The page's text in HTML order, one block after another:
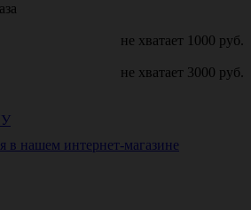
не хватает 1000 руб.
не хватает 3000 руб.
в нашем интернет-магазине